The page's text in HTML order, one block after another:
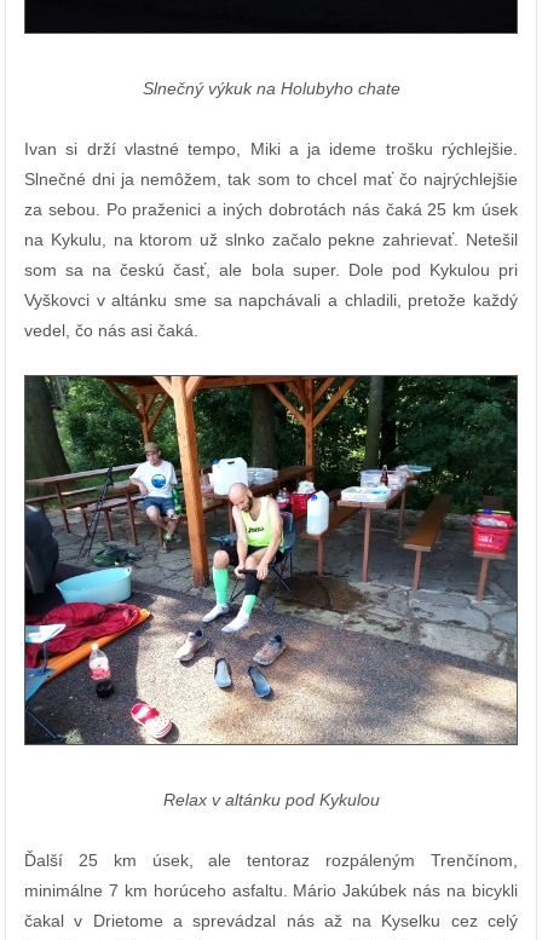
Slnečný výkuk na Holubyho chate
Ivan si drží vlastné tempo, Miki a ja ideme trošku rýchlejšie.
Slnečné dni ja nemôžem, tak som to chcel mať čo najrýchlejšie
za sebou. Po praženici a iných dobrotách nás čaká 25 km úsek
na Kykulu, na ktorom už slnko začalo pekne zahrievať. Netešil
som sa na českú časť, ale bola super. Dole pod Kykulou pri
Vyškovci v altánku sme sa napchávali a chladili, pretože každý
vedel, čo nás asi čaká.
Relaxv altánkupod Kykulou
Ďalší 25 km úsek, ale tentoraz rozpáleným Trenčínom,
minimálne 7 km horúceho asfaltu. Mário Jakúbek nás na bicykli
čakal v Drietome a sprevádzal nás až na Kyselku cez celý